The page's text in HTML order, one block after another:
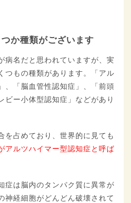
か種類がございます
病名だと思われていますが、実
つもの種類があります。「アル
、「脳血管性認知症」、「前頭
ビー小体型認知症」などがあり
を占めており、世界的に見ても
アルツハイマー型認知症と呼ば
症は脳内のタンパク質に異常が
神経細胞がどんどん破壊されて